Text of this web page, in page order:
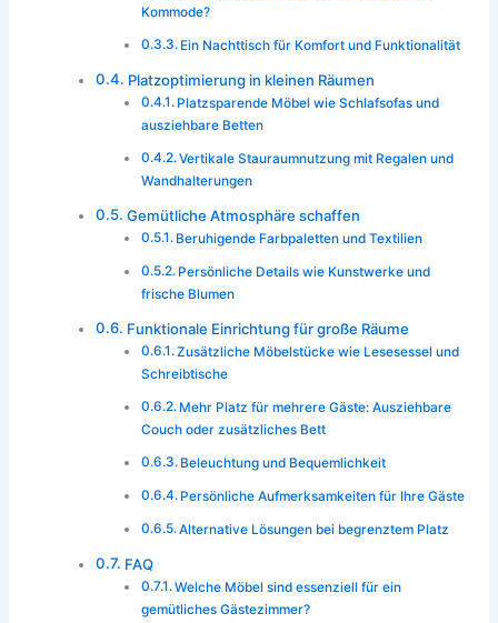
Kommode?
Ein Nachttisch für Komfort und Funktionalität
Platzoptimierung in kleinen Räumen
Platzsparende Möbel wie Schlafsofas und
ausziehbare Betten
Vertikale Stauraumnutzung mit Regalen und
Wandhalterungen
Gemütliche Atmosphäre schaffen
Beruhigende Farbpaletten und Textilien
Persönliche Details wie Kunstwerke und
frische Blumen
Funktionale Einrichtung für große Räume
Zusätzliche Möbelstücke wie Lesesessel und
Schreibtische
Mehr Platz für mehrere Gäste: Ausziehbare
Couch oder zusätzliches Bett
Beleuchtung und Bequemlichkeit
Persönliche Aufmerksamkeiten für Ihre Gäste
Alternative Lösungen bei begrenztem Platz
FAQ
Welche Möbel sind essenziell für ein
gemütliches Gästezimmer?